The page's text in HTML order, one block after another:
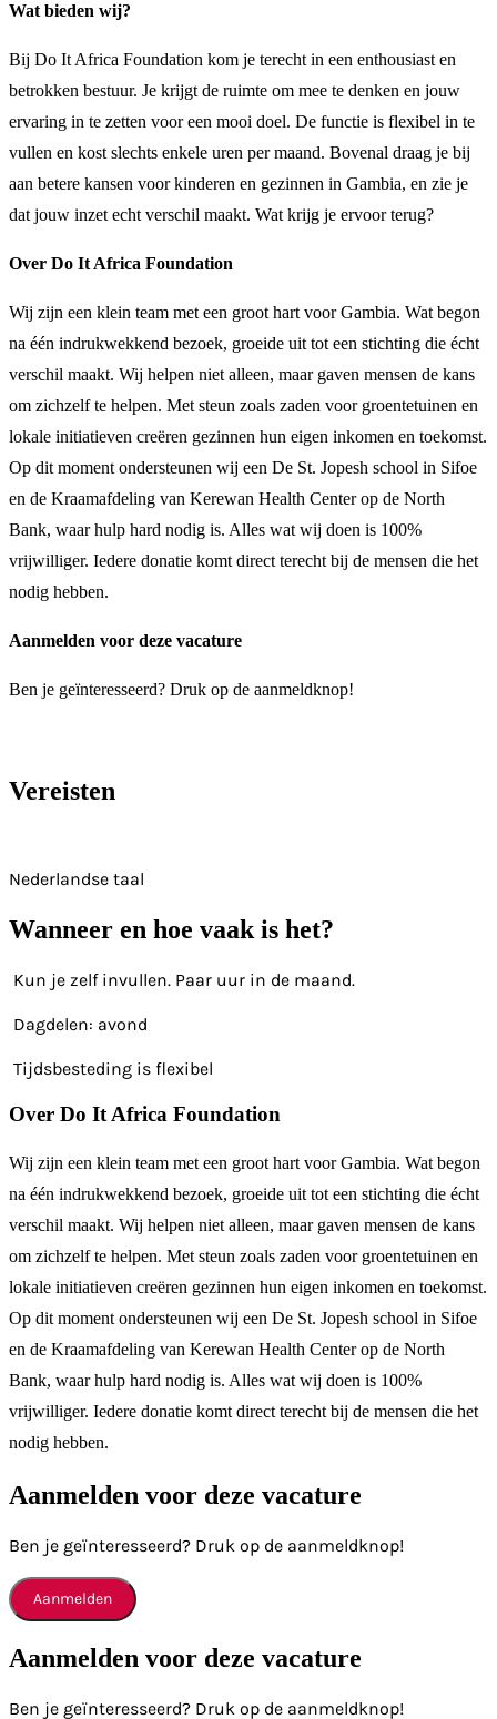
Wat bieden wij?
Bij Do It Africa Foundation kom je terecht in een enthousiast en
betrokken bestuur. Je krijgt de ruimte om mee te denken en jouw
ervaring in te zetten voor een mooi doel. De functie is flexibel in te
vullen en kost slechts enkele uren per maand. Bovenal draag je bij
aan betere kansen voor kinderen en gezinnen in Gambia, en zie je
dat jouw inzet echt verschil maakt. Wat krijg je ervoor terug?
Over Do It Africa Foundation
Wij zijn een klein team met een groot hart voor Gambia. Wat begon
na één indrukwekkend bezoek, groeide uit tot een stichting die écht
verschil maakt. Wij helpen niet alleen, maar gaven mensen de kans
om zichzelf te helpen. Met steun zoals zaden voor groentetuinen en
lokale initiatieven creëren gezinnen hun eigen inkomen en toekomst.
Op dit moment ondersteunen wij een De St. Jopesh school in Sifoe
en de Kraamafdeling van Kerewan Health Center op de North
Bank, waar hulp hard nodig is. Alles wat wij doen is 100%
vrijwilliger. Iedere donatie komt direct terecht bij de mensen die het
nodig hebben.
Aanmelden voor deze vacature
Ben je geïnteresseerd? Druk op de aanmeldknop!
Vereisten
Nederlandse taal
Wanneer en hoe vaak is het?
Kun je zelf invullen. Paar uur in de maand.
Dagdelen: avond
Tijdsbesteding is flexibel
Over Do It Africa Foundation
Wij zijn een klein team met een groot hart voor Gambia. Wat begon
na één indrukwekkend bezoek, groeide uit tot een stichting die écht
verschil maakt. Wij helpen niet alleen, maar gaven mensen de kans
om zichzelf te helpen. Met steun zoals zaden voor groentetuinen en
lokale initiatieven creëren gezinnen hun eigen inkomen en toekomst.
Op dit moment ondersteunen wij een De St. Jopesh school in Sifoe
en de Kraamafdeling van Kerewan Health Center op de North
Bank, waar hulp hard nodig is. Alles wat wij doen is 100%
vrijwilliger. Iedere donatie komt direct terecht bij de mensen die het
nodig hebben.
Aanmelden voor deze vacature
Ben je geïnteresseerd? Druk op de aanmeldknop!
Aanmelden
Aanmelden voor deze vacature
Ben je geïnteresseerd? Druk op de aanmeldknop!